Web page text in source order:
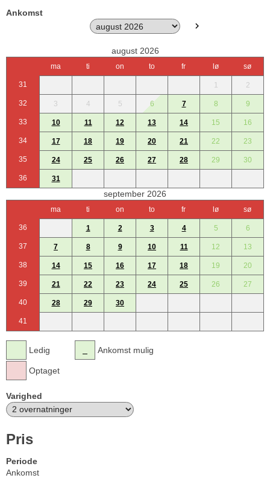
Ankomst
august 2026
ma ti on to fr lø sø
31 1 2
32 3 4 5 6 7 8 9
33 10 11 12 13 14 15 16
34 17 18 19 20 21 22 23
35 24 25 26 27 28 29 30
36 31
september 2026
ma ti on to fr lø sø
36 1 2 3 4 5 6
37 7 8 9 10 11 12 13
38 14 15 16 17 18 19 20
39 21 22 23 24 25 26 27
40 28 29 30
41
Ledig
Optaget
Ankomst mulig
Varighed
Pris
Periode
Ankomst